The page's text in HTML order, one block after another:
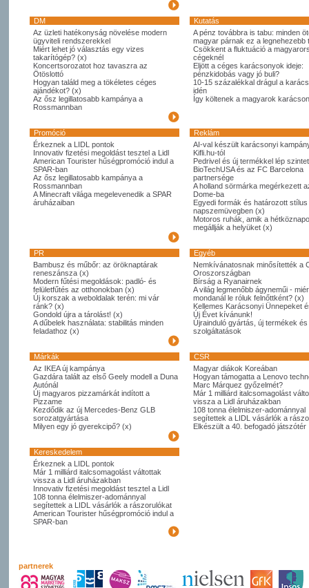
DM
Kutatás
Az üzleti hatékonyság növelése modern
ügyviteli rendszerekkel
Miért lehet jó választás egy vizes
takarítógép? (x)
Koncertsorozatot hoz tavaszra az
Ötöslottó
Hogyan találd meg a tökéletes céges
ajándékot? (x)
Az ősz legillatosabb kampánya a
Rossmannban
A pénz továbbra is tabu: minden
magyar párnak ez a legnehezebb
Csökkent a fluktuáció a
cégeknél
Eljött a céges karácsonyok ideje:
pénzkidobás vagy jó buli?
10-15 százalékkal drágul a
idén
Így költenek a magyarok
Promóció
Reklám
Érkeznek a LIDL pontok
Innovativ fizetési megoldást tesztel a Lidl
American Tourister hűségpromóció indul a
SPAR-ban
Az ősz legillatosabb kampánya a
Rossmannban
A Minecraft világa megelevenedik a SPAR
áruházaiban
AI-val készült karácsonyi
Kifli.hu-tól
Pedrivel és új termékkel lép
BioTechUSA és az FC Barcelona
partnersége
A holland sörmárka megérkezett
Dome-ba
Egyedi formák és határozott
napszemüvegben (x)
Motoros ruhák, amik a
megállják a helyüket (x)
PR
Egyéb
Bambusz és műbőr: az öröknaptárak
reneszánsza (x)
Modern fűtési megoldások: padló- és
felületfűtés az otthonokban (x)
Új korszak a weboldalak terén: mi vár
ránk? (x)
Gondold újra a tárolást! (x)
A dűbelek használata: stabilitás minden
feladathoz (x)
Nemkívánatosnak minősítették a
Oroszországban
Bírság a Ryanairnek
A világ legmenőbb ágyneműi -
mondanál le róluk felnőttként? (x)
Kellemes Karácsonyi Ünnepeket
Új Évet kívánunk!
Újrainduló gyártás, új termékek és
szolgáltatások
Márkák
CSR
Az IKEA új kampánya
Gazdára talált az első Geely modell a Duna
Autónál
Új magyaros pizzamárkát indított a
Pizzame
Kezdődik az új Mercedes-Benz GLB
sorozatgyártása
Milyen egy jó gyerekcipő? (x)
Magyar diákok Koreában
Hogyan támogatta a Lenovo
Marc Márquez győzelmét?
Már 1 milliárd italcsomagolást
vissza a Lidl áruházakban
108 tonna élelmiszer-adománnyal
segítettek a LIDL vásárlók a
Elkészült a 40. befogadó játszótér
Kereskedelem
Érkeznek a LIDL pontok
Már 1 milliárd italcsomagolást váltottak
vissza a Lidl áruházakban
Innovativ fizetési megoldást tesztel a Lidl
108 tonna élelmiszer-adománnyal
segítettek a LIDL vásárlók a rászorulókat
American Tourister hűségpromóció indul a
SPAR-ban
partnerek